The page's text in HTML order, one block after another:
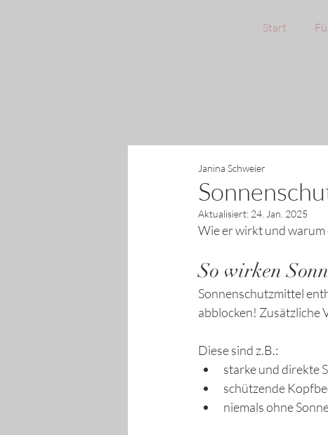
Start
Janina Schweier
Aktualisiert: 24. Jan. 2025
Wie er wirkt und warum
So wirken
Sonnenschutzmittel
abblocken! Zusätzliche
Diese sind z.B.:
starke und direkte
schützende
niemals ohne